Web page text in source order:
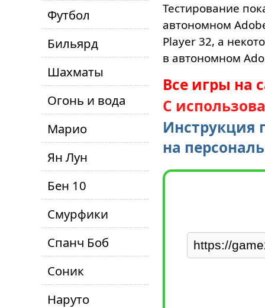
Футбол
Бильярд
Шахматы
Огонь и вода
Марио
Ян Лун
Бен 10
Смурфики
Спанч Боб
Соник
Наруто
Тестирование
автономном
Player 32, а
в автономном
Все игры на
С
Инструкция
на